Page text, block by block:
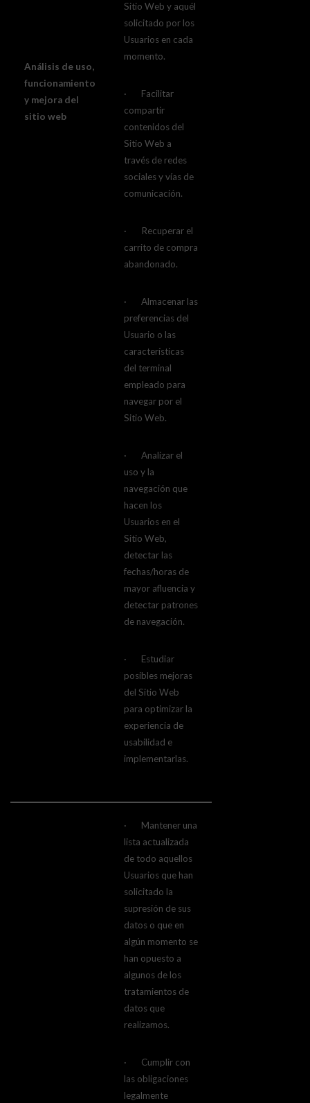
Análisis de uso,
funcionamiento
y mejora del
sitio web
Sitio Web y aquél
solicitado por los
Usuarios en cada
momento.
· Facilitar
compartir
contenidos del
Sitio Web a
través de redes
sociales y vías de
comunicación.
· Recuperar el
carrito de compra
abandonado.
· Almacenar las
preferencias del
Usuario o las
características
del terminal
empleado para
navegar por el
Sitio Web.
· Analizar el
uso y la
navegación que
hacen los
Usuarios en el
Sitio Web,
detectar las
fechas/horas de
mayor afluencia y
detectar patrones
de navegación.
· Estudiar
posibles mejoras
del Sitio Web
para optimizar la
experiencia de
usabilidad e
implementarlas.
· Mantener una
lista actualizada
de todo aquellos
Usuarios que han
solicitado la
supresión de sus
datos o que en
algún momento se
han opuesto a
algunos de los
tratamientos de
datos que
realizamos.
· Cumplir con
las obligaciones
legalmente